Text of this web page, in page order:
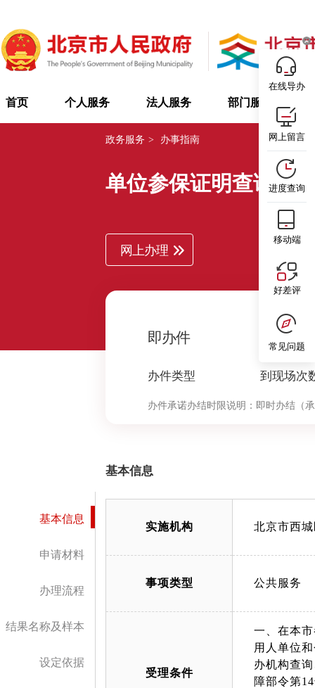
首页 个人服务 法人服务 部门服务
政务服务 > 办事指南
单位参保证明查询打
网上办理
即办件
办件类型
0
到现场次
办件承诺办结时限说明： 即时办结（
基本信息
申请材料
办理流程
结果名称及样本
设定依据
基本信息
实施机构 北京市西
事项类型 公共服务
受理条件
一、在本
用人单位
办机构查
障部令第
在线导办
网上留言
进度查询
移动端
好差评
常见问题